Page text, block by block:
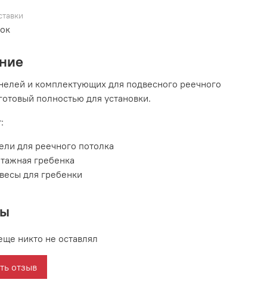
и комплектующих для подвесного реечного
полностью для установки.
для реечного потолка
гребенка
для гребенки
никто не оставлял
отзыв